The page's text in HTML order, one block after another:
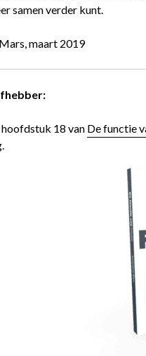
samen verder kunt.
maart 2019
hoofdstuk 18 van De functie